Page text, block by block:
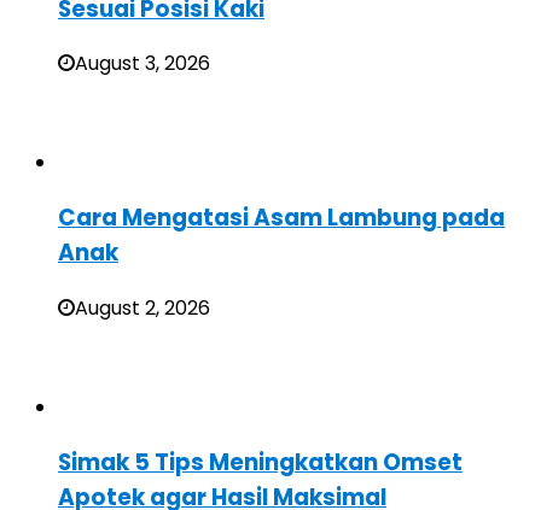
Sesuai Posisi Kaki
August 3, 2026
Cara Mengatasi Asam Lambung pada
Anak
August 2, 2026
Simak 5 Tips Meningkatkan Omset
Apotek agar Hasil Maksimal